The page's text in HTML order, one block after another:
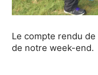
Le compte rendu
de notre week-end.